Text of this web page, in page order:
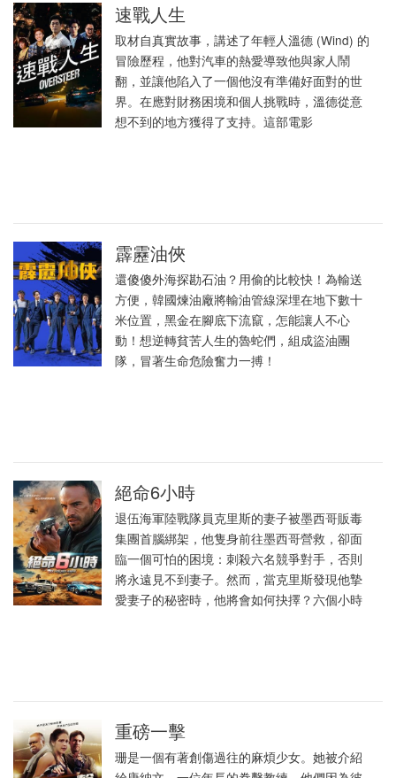
速戰人生
取材自真實故事，講述了年輕人溫德 (Wind) 的
冒險歷程，他對汽車的熱愛導致他與家人鬧
翻，並讓他陷入了一個他沒有準備好面對的世
界。在應對財務困境和個人挑戰時，溫德從意
想不到的地方獲得了支持。這部電影
霹靂油俠
還傻傻外海探勘石油？用偷的比較快！為輸送
方便，韓國煉油廠將輸油管線深埋在地下數十
米位置，黑金在腳底下流竄，怎能讓人不心
動！想逆轉貧苦人生的魯蛇們，組成盜油團
隊，冒著生命危險奮力一搏！
絕命6小時
退伍海軍陸戰隊員克里斯的妻子被墨西哥販毒
集團首腦綁架，他隻身前往墨西哥營救，卻面
臨一個可怕的困境：刺殺六名競爭對手，否則
將永遠見不到妻子。然而，當克里斯發現他摯
愛妻子的秘密時，他將會如何抉擇？六個小時
重磅一擊
珊是一個有著創傷過往的麻煩少女。她被介紹